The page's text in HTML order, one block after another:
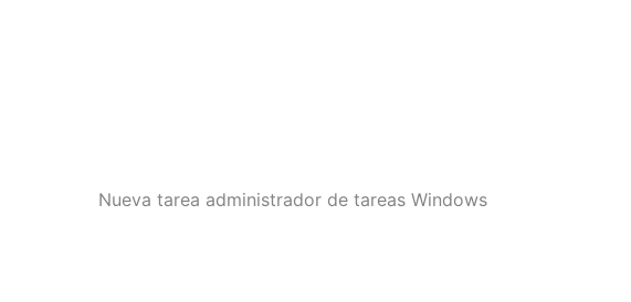
Nueva tarea administrador de tareas Windows